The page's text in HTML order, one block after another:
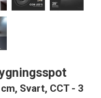
Svart, CCT - 3